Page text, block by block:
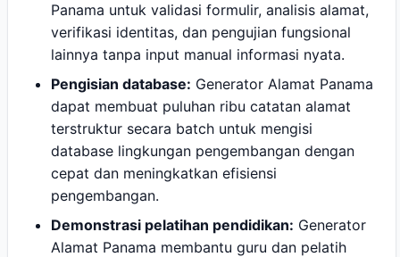
Panama untuk validasi formulir, analisis alamat,
verifikasi identitas, dan pengujian fungsional
lainnya tanpa input manual informasi nyata.
Pengisian database: Generator Alamat Panama
dapat membuat puluhan ribu catatan alamat
terstruktur secara batch untuk mengisi
database lingkungan pengembangan dengan
cepat dan meningkatkan efisiensi
pengembangan.
Demonstrasi pelatihan pendidikan: Generator
Alamat Panama membantu guru dan pelatih